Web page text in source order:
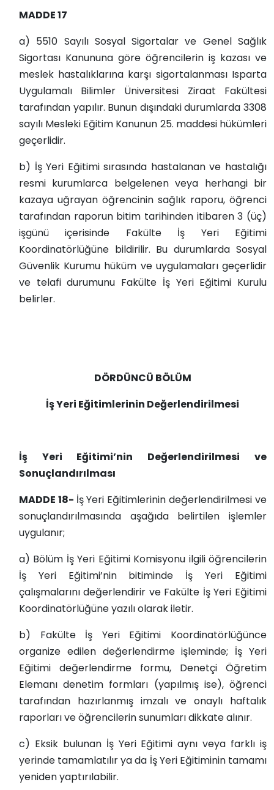
MADDE 17
a) 5510 Sayılı Sosyal Sigortalar ve Genel Sağlık
Sigortası Kanununa göre öğrencilerin iş kazası ve
meslek hastalıklarına karşı sigortalanması Isparta
Uygulamalı Bilimler Üniversitesi Ziraat Fakültesi
tarafından yapılır. Bunun dışındaki durumlarda 3308
sayılı Mesleki Eğitim Kanunun 25. maddesi hükümleri
geçerlidir.
b) İş Yeri Eğitimi sırasında hastalanan ve hastalığı
resmi kurumlarca belgelenen veya herhangi bir
kazaya uğrayan öğrencinin sağlık raporu, öğrenci
tarafından raporun bitim tarihinden itibaren 3 (üç)
işgünü içerisinde Fakülte İş Yeri Eğitimi
Koordinatörlüğüne bildirilir. Bu durumlarda Sosyal
Güvenlik Kurumu hüküm ve uygulamaları geçerlidir
ve telafi durumunu Fakülte İş Yeri Eğitimi Kurulu
belirler.
DÖRDÜNCÜ BÖLÜM
İş Yeri Eğitimlerinin Değerlendirilmesi
İş Yeri Eğitimi’nin Değerlendirilmesi ve
Sonuçlandırılması
MADDE 18- İş Yeri Eğitimlerinin değerlendirilmesi ve
sonuçlandırılmasında aşağıda belirtilen işlemler
uygulanır;
a) Bölüm İş Yeri Eğitimi Komisyonu ilgili öğrencilerin
İş Yeri Eğitimi’nin bitiminde İş Yeri Eğitimi
çalışmalarını değerlendirir ve Fakülte İş Yeri Eğitimi
Koordinatörlüğüne yazılı olarak iletir.
b) Fakülte İş Yeri Eğitimi Koordinatörlüğünce
organize edilen değerlendirme işleminde; İş Yeri
Eğitimi değerlendirme formu, Denetçi Öğretim
Elemanı denetim formları (yapılmış ise), öğrenci
tarafından hazırlanmış imzalı ve onaylı haftalık
raporları ve öğrencilerin sunumları dikkate alınır.
c) Eksik bulunan İş Yeri Eğitimi aynı veya farklı iş
yerinde tamamlatılır ya da İş Yeri Eğitiminin tamamı
yeniden yaptırılabilir.